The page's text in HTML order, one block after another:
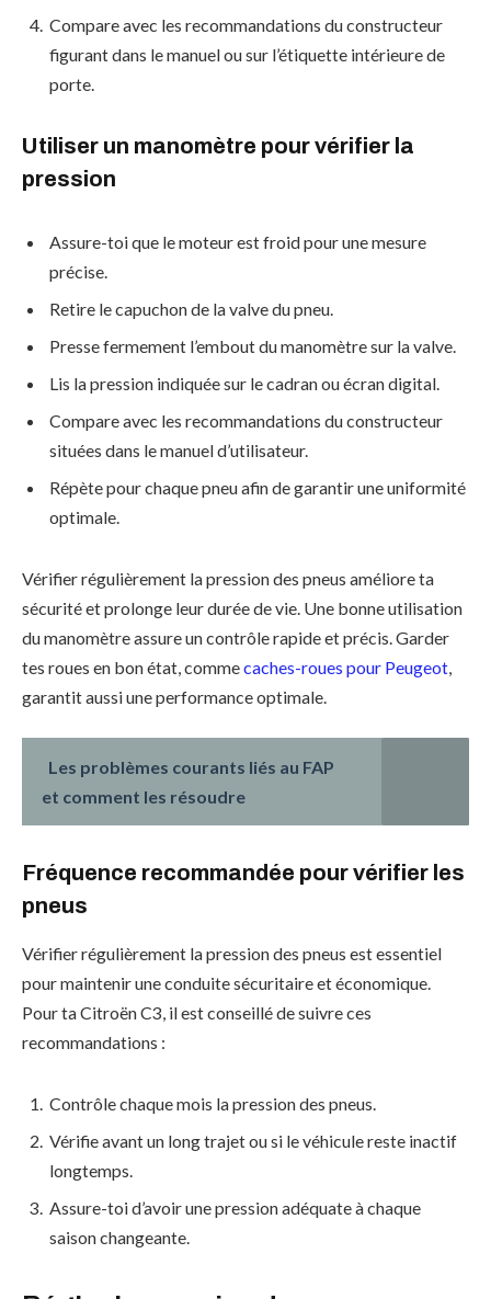
Compare avec les recommandations du constructeur
figurant dans le manuel ou sur l’étiquette intérieure de
porte.
Utiliser un manomètre pour vérifier la
pression
Assure-toi que le moteur est froid pour une mesure
précise.
Retire le capuchon de la valve du pneu.
Presse fermement l’embout du manomètre sur la valve.
Lis la pression indiquée sur le cadran ou écran digital.
Compare avec les recommandations du constructeur
situées dans le manuel d’utilisateur.
Répète pour chaque pneu afin de garantir une uniformité
optimale.
Vérifier régulièrement la pression des pneus améliore ta
sécurité et prolonge leur durée de vie. Une bonne utilisation
du manomètre assure un contrôle rapide et précis. Garder
tes roues en bon état, commecaches-roues pour Peugeot
garantit aussi une performance optimale.
Les problèmes courants liés au FAP
et comment les résoudre
Fréquence recommandée pour vérifier les
pneus
Vérifier régulièrement la pression des pneus est essentiel
pour maintenir une conduite sécuritaire et économique.
Pour ta Citroën C3, il est conseillé de suivre ces
recommandations :
Contrôle chaque mois la pression des pneus.
Vérifie avant un long trajet ou si le véhicule reste inactif
longtemps.
Assure-toi d’avoir une pression adéquate à chaque
saison changeante.